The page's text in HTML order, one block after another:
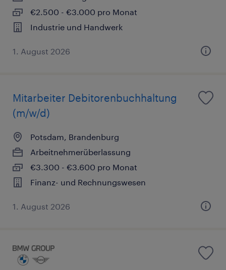
€2.500 - €3.000 pro Monat
Industrie und Handwerk
1. August 2026
Mitarbeiter Debitorenbuchhaltung
(m/w/d)
Potsdam, Brandenburg
Arbeitnehmerüberlassung
€3.300 - €3.600 pro Monat
Finanz- und Rechnungswesen
1. August 2026